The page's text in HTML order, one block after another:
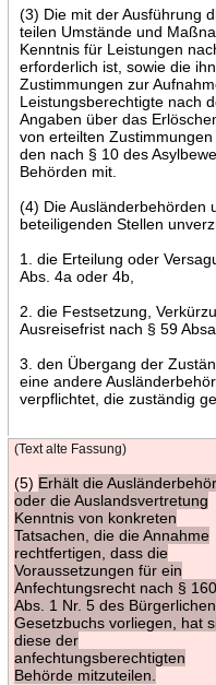
(3) Die mit der Ausführung
teilen Umstände und
Kenntnis für Leistungen
erforderlich ist, sowie die
Zustimmungen zur
Leistungsberechtigte nach
Angaben über das
von erteilten
den nach § 10 des
Behörden mit.
(4) Die Ausländerbehörden
beteiligenden Stellen
1. die Erteilung oder
Abs. 4a oder 4b,
2. die Festsetzung,
Ausreisefrist nach § 59
3. den Übergang der
eine andere
verpflichtet, die zuständig
(Text alte Fassung)
(5) Erhält die
oder die Auslandsvertretung
Kenntnis von konkreten
Tatsachen, die die Annahme
rechtfertigen, dass die
Voraussetzungen für ein
Anfechtungsrecht nach §
Abs. 1 Nr. 5 des Bürgerlichen
Gesetzbuchs vorliegen, hat
diese der
anfechtungsberechtigten
Behörde mitzuteilen.